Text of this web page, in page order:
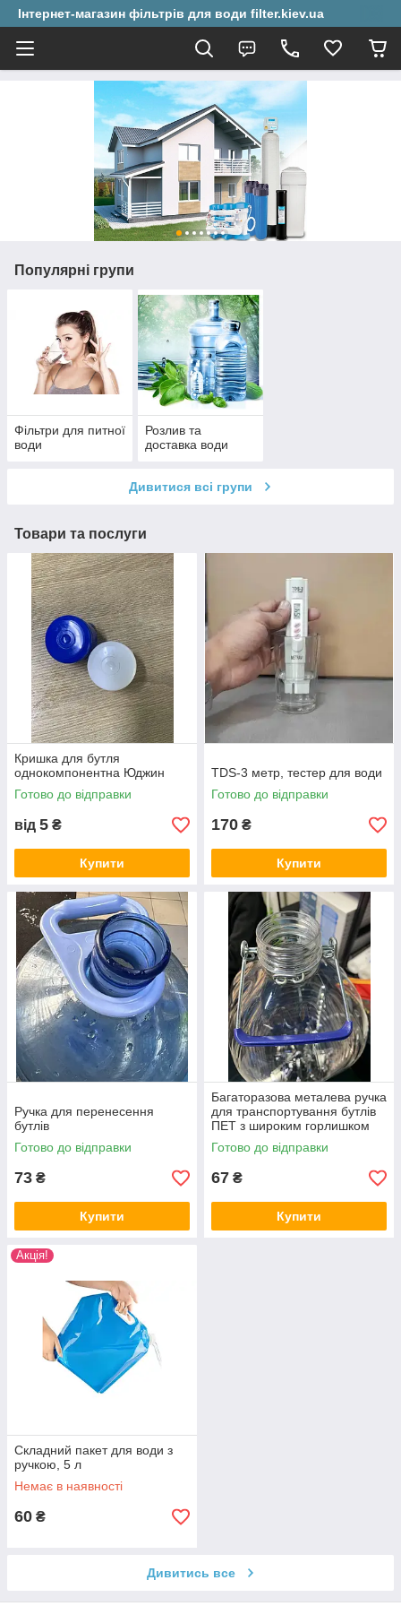
Інтернет-магазин фільтрів для води filter.kiev.ua
Популярні групи
Фільтри для питної
води
Розлив та
доставка води
Дивитися всі групи
Товари та послуги
Кришка для бутля
однокомпонентна Юджин
Готово до відправки
від 5 ₴
Купити
TDS-3 метр, тестер для води
Готово до відправки
170 ₴
Купити
Ручка для перенесення
бутлів
Готово до відправки
73 ₴
Купити
Багаторазова металева ручка
для транспортування бутлів
ПЕТ з широким горлишком
Готово до відправки
67 ₴
Купити
Акція!
Складний пакет для води з
ручкою, 5 л
Немає в наявності
60 ₴
Дивитись все